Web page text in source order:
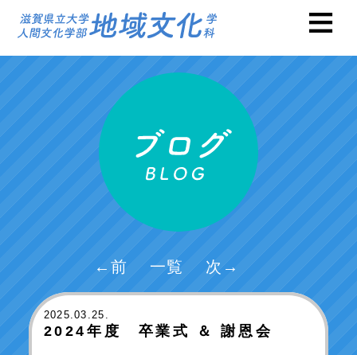
←前 一覧 次→
2025.03.25.
2024年度 卒業式 ＆ 謝恩会